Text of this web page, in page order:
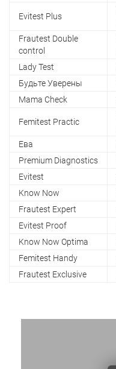
Evitest Plus
Frautest Double
control
Lady Test
Будьте Уверены
Mama Check
Femitest Practic
Ева
Premium Diagnostics
Evitest
Know Now
Frautest Expert
Evitest Proof
Know Now Optima
Femitest Handy
Frautest Exclusive